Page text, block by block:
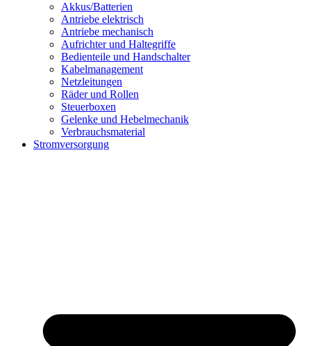
Akkus/Batterien
Antriebe elektrisch
Antriebe mechanisch
Aufrichter und Haltegriffe
Bedienteile und Handschalter
Kabelmanagement
Netzleitungen
Räder und Rollen
Steuerboxen
Gelenke und Hebelmechanik
Verbrauchsmaterial
Stromversorgung